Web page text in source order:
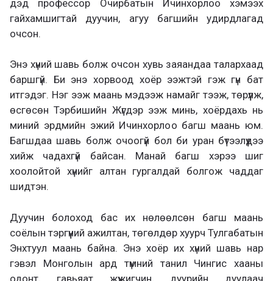
дэд профессор Очирбатын Ичинхорлоо хэмээх
гайхамшигтай дуучин, агуу багшийн удирдлагад
очсон.
Энэ хүний шавь болж очсон хувь заяандаа талархаад
баршгүй. Би энэ хорвоод хоёр ээжтэй гэж гүн бат
итгэдэг. Нэг ээж маань мэдээж намайг тээж, төрүүлж,
өсгөсөн Тэрбишийн Жүгдэр ээж минь, хоёрдахь нь
миний эрдмийн эжий Ичинхорлоо багш маань юм.
Багшдаа шавь болж очоогүй бол би уран бүтээлүүдээ
хийж чадахгүй байсан. Манай багш хэрээ шиг
хоолойтой хүнийг алтан гургалдай болгож чаддаг
шидтэн.
Дуучин болоход бас их нөлөөлсөн багш маань
соёлын тэргүүний ажилтан, төгөлдөр хуурч Тулгабатын
Энхтуул маань байна. Энэ хоёр их хүний шавь нар
гэвэл Монголын ард түмний танил Чингис хааны
одонт, гавьяат жүжигчин, дуурийн дуулаач